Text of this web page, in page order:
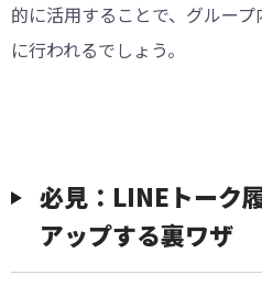
的に活用することで、グルー
に行われるでしょう。
必見：LINEトーク
アップする裏ワザ